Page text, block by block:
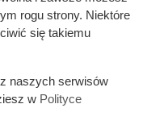
rogu strony. Niektóre
się takiemu
naszych serwisów
w Polityce